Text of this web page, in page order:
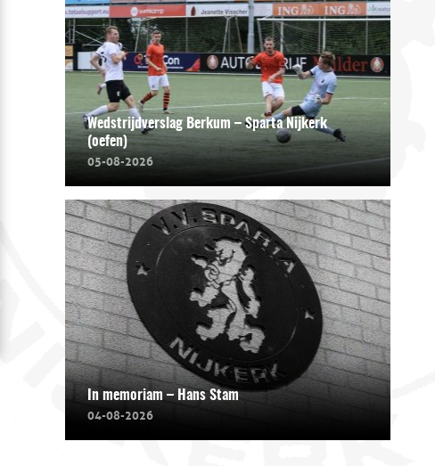
Wedstrijdverslag Berkum – Sparta Nijkerk
(oefen)
05-08-2026
In memoriam – Hans Stam
04-08-2026